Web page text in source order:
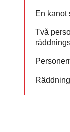
En kanot
Två